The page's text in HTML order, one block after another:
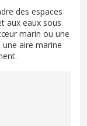
des espaces
aux eaux sous
marin ou une
aire marine